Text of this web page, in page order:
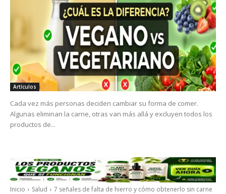
Artículos
Cada vez más personas deciden cambiar su forma de comer.
Algunas eliminan la carne, otras van más allá y excluyen todos los
productos de...